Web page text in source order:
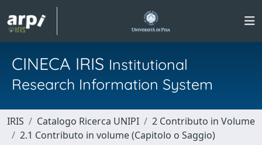
CINECA IRIS Institutional
Research Information System
IRIS Catalogo Ricerca UNIPI
2 Contributo in Volume
2.1 Contributo in volume (Capitolo o Saggio)